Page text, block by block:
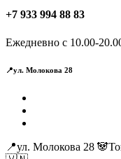
+7 933 994 88 83
Ежедневно с 10.00-
📍ул. Молокова 28
📍ул. Молокова 28